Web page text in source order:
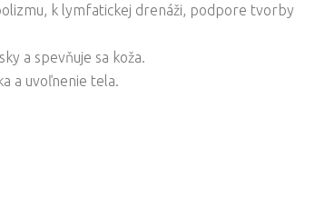
k lymfatickej drenáži, podpore tvorby
a spevňuje sa koža.
a uvoľnenie tela.